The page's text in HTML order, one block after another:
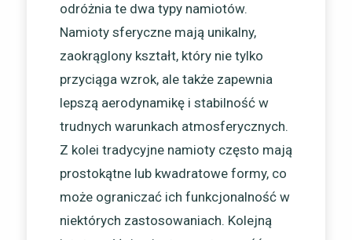
odróżnia te dwa typy namiotów.
Namioty sferyczne mają unikalny,
zaokrąglony kształt, który nie tylko
przyciąga wzrok, ale także zapewnia
lepszą aerodynamikę i stabilność w
trudnych warunkach atmosferycznych.
Z kolei tradycyjne namioty często mają
prostokątne lub kwadratowe formy, co
może ograniczać ich funkcjonalność w
niektórych zastosowaniach. Kolejną